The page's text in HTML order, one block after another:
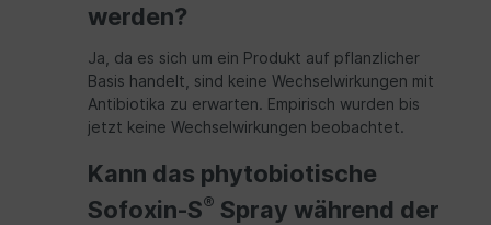
werden?
Ja, da es sich um ein Produkt auf pflanzlicher
Basis handelt, sind keine Wechselwirkungen mit
Antibiotika zu erwarten. Empirisch wurden bis
jetzt keine Wechselwirkungen beobachtet.
Kann das phytobiotische
Sofoxin-S® Spray während der